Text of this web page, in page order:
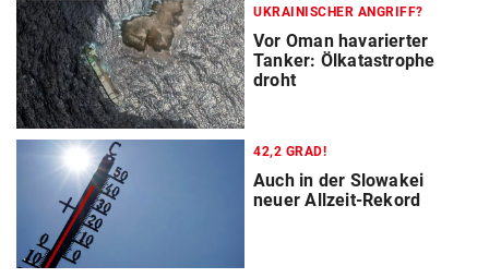
UKRAINISCHER ANGRIFF?
Vor Oman havarierter
Tanker: Ölkatastrophe
droht
42,2 GRAD!
Auch in der Slowakei
neuer Allzeit-Rekord